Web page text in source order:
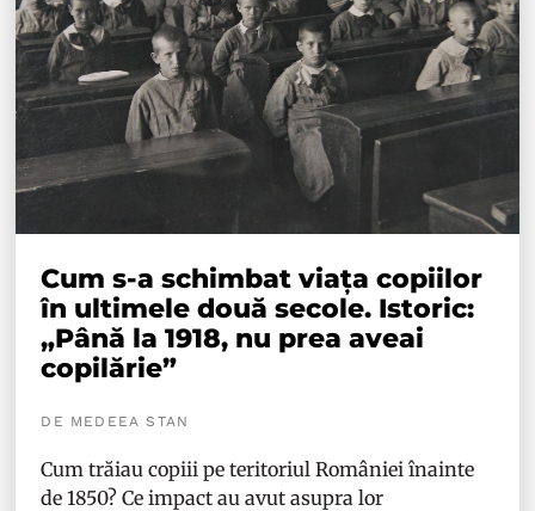
Cum s-a schimbat viața copiilor
în ultimele două secole. Istoric:
„Până la 1918, nu prea aveai
copilărie”
DE MEDEEA STAN
Cum trăiau copiii pe teritoriul României înainte
de 1850? Ce impact au avut asupra lor